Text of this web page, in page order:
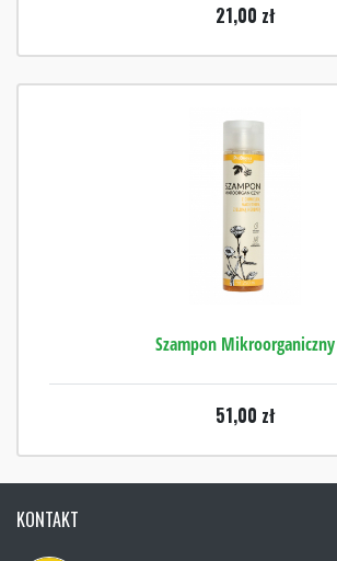
21,00 zł
Szampon Mikroorganiczny
51,00 zł
KONTAKT